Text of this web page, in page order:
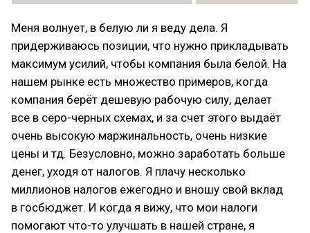
Меня волнует, в белую ли я веду дела. Я
придерживаюсь позиции, что нужно прикладывать
максимум усилий, чтобы компания была белой. На
нашем рынке есть множество примеров, когда
компания берёт дешевую рабочую силу, делает
все в серо-черных схемах, и за счет этого выдаёт
очень высокую маржинальность, очень низкие
цены и тд. Безусловно, можно заработать больше
денег, уходя от налогов. Я плачу несколько
миллионов налогов ежегодно и вношу свой вклад
в госбюджет. И когда я вижу, что мои налоги
помогают что-то улучшать в нашей стране, я